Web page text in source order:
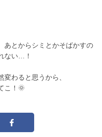
あとからシミとかそばかすの
ない…！
わると思うから、
こ！🌞